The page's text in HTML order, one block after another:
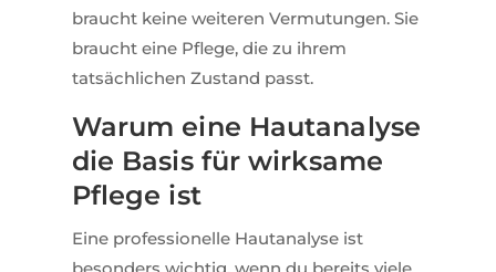
braucht keine weiteren Vermutungen. Sie
braucht eine Pflege, die zu ihrem
tatsächlichen Zustand passt.
Warum eine Hautanalyse
die Basis für wirksame
Pflege ist
Eine professionelle Hautanalyse ist